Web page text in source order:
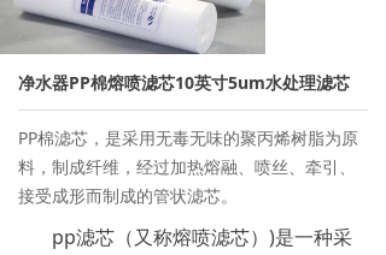
→ 离子交换树脂
→ 保安过滤器
→ 水泵/计量泵
→ 板式换热器
PP棉滤芯，是采用无毒无味的聚丙烯树脂为原
料，制成纤维，经过加热熔融、喷丝、牵引、
接受成形而制成的管状滤芯。
净水器PP棉熔喷滤芯10英寸5um水处理滤芯
pp滤芯（又称熔喷滤芯）)是一种采